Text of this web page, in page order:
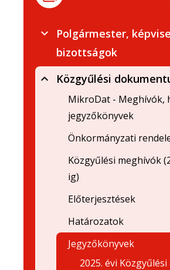
Polgármester,
bizottságok
Közgyűlési
MikroDat - Meghívók,
jegyzőkönyvek
Önkormányzati
Közgyűlési meghívók
ig)
Előterjesztések
Határozatok
Jegyzőkönyvek
2025. évi Közgyűlési